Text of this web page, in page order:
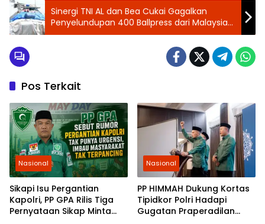
Sinergi TNI AL dan Bea Cukai Gagalkan
Penyelundupan 400 Ballpress dari Malaysia
di Perairan Batu Bara
Pos Terkait
Nasional
Sikapi Isu Pergantian
Kapolri, PP GPA Rilis Tiga
Pernyataan Sikap Minta
Nasional
PP HIMMAH Dukung Kortas
Tipidkor Polri Hadapi
Gugatan Praperadilan